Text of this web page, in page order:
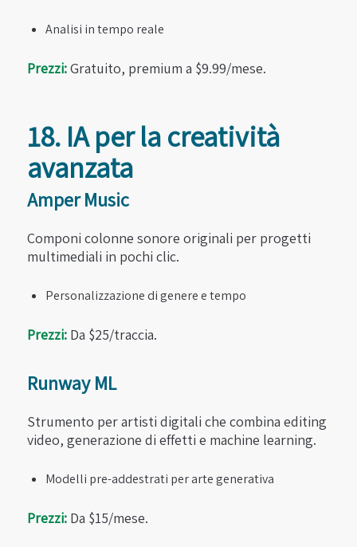
Analisi in tempo reale
Prezzi:Gratuito, premium a $9.99/mese.
18. IA per la creatività
avanzata
Amper Music
Componi colonne sonore originali per progetti
multimediali in pochi clic.
Personalizzazione di genere e tempo
Prezzi:Da $25/traccia.
Runway ML
Strumento per artisti digitali che combina editing
video, generazione di effetti e machine learning.
Modelli pre-addestrati per arte generativa
Prezzi:Da $15/mese.